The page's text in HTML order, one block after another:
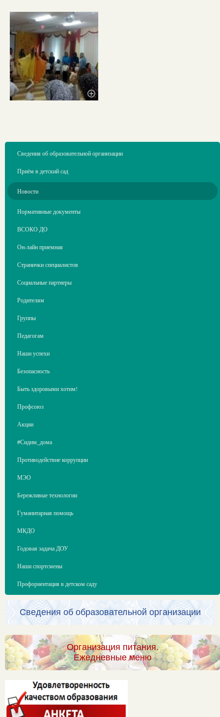
Сведения об образовательной организации
Приём в детский сад
Новости
Нормативные документы
ВСОКО ДО
Он-лайн приемная
Странички специалистов
Социальные партнеры
Родителям
Группы
Педагогам
Наши успехи
Безопасность
Быть здоровыми хотим!
Профсоюз
Акции
#Сидим_дома
Противодействие коррупции
МЭО
Бережливые технологии
Гуманитарная помощь
МКДО
Годовая задача ДОУ
Наши спортсмены
Профориентация в детском саду
Сведения об образовательной организации
Организация питания.
Ежедневные меню